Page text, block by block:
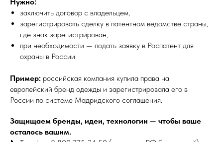
заключить договор с владельцем,
зарегистрировать сделку в патентном ведомстве страны,
где знак зарегистрирован,
при необходимости — подать заявку в Роспатент для
охраны в России.
Пример: российская компания купила права на
европейский бренд одежды и зарегистрировала его в
России по системе Мадридского соглашения.
Защищаем бренды, идеи, технологии — чтобы ваше
осталось вашим.